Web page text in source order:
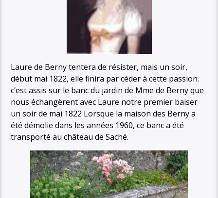
Laure de Berny tentera de résister, mais un soir,
début mai 1822, elle finira par céder à cette passion.
c’est assis sur le banc du jardin de Mme de Berny que
nous échangèrent avec Laure notre premier baiser
un soir de mai 1822 Lorsque la maison des Berny a
été démolie dans les années 1960, ce banc a été
transporté au château de Saché.